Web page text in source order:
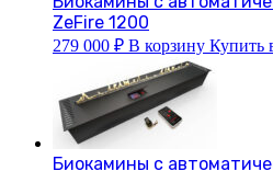
ZeFire 1200
279 000 ₽ В корзину Купить
Биокамины с